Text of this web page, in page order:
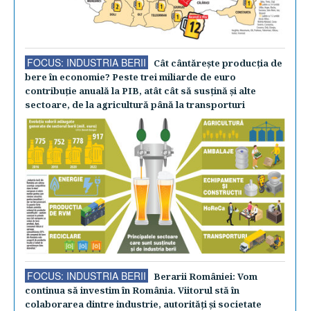
FOCUS: INDUSTRIA BERII
Cât cântăreşte producţia de
bere în economie? Peste trei miliarde de euro
contribuţie anuală la PIB, atât cât să susţină şi alte
sectoare, de la agricultură până la transporturi
FOCUS: INDUSTRIA BERII
Berarii României: Vom
continua să investim în România. Viitorul stă în
colaborarea dintre industrie, autorităţi şi societate